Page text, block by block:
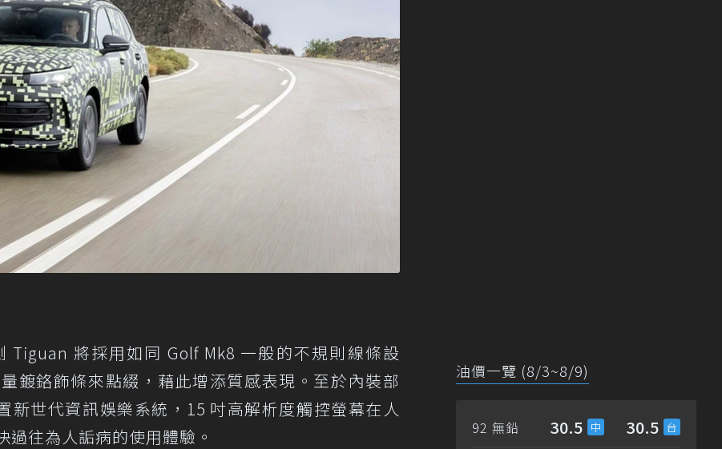
Tiguan 將採用如同 Golf Mk8 一般的不規則線條設
鍍鉻飾條來點綴，藉此增添質感表現。至於內裝部
新世代資訊娛樂系統，15 吋高解析度觸控螢幕在人
往為人詬病的使用體驗。
油價一覽 (8/3~8/9)
92 無鉛 30.5 30.5